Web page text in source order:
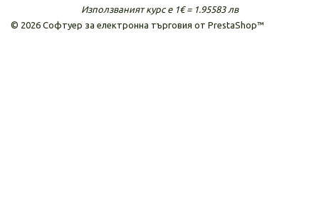
© 2026 Софтуер за електронна търговия от PrestaShop™
Използваният курс е 1€ = 1.95583 лв